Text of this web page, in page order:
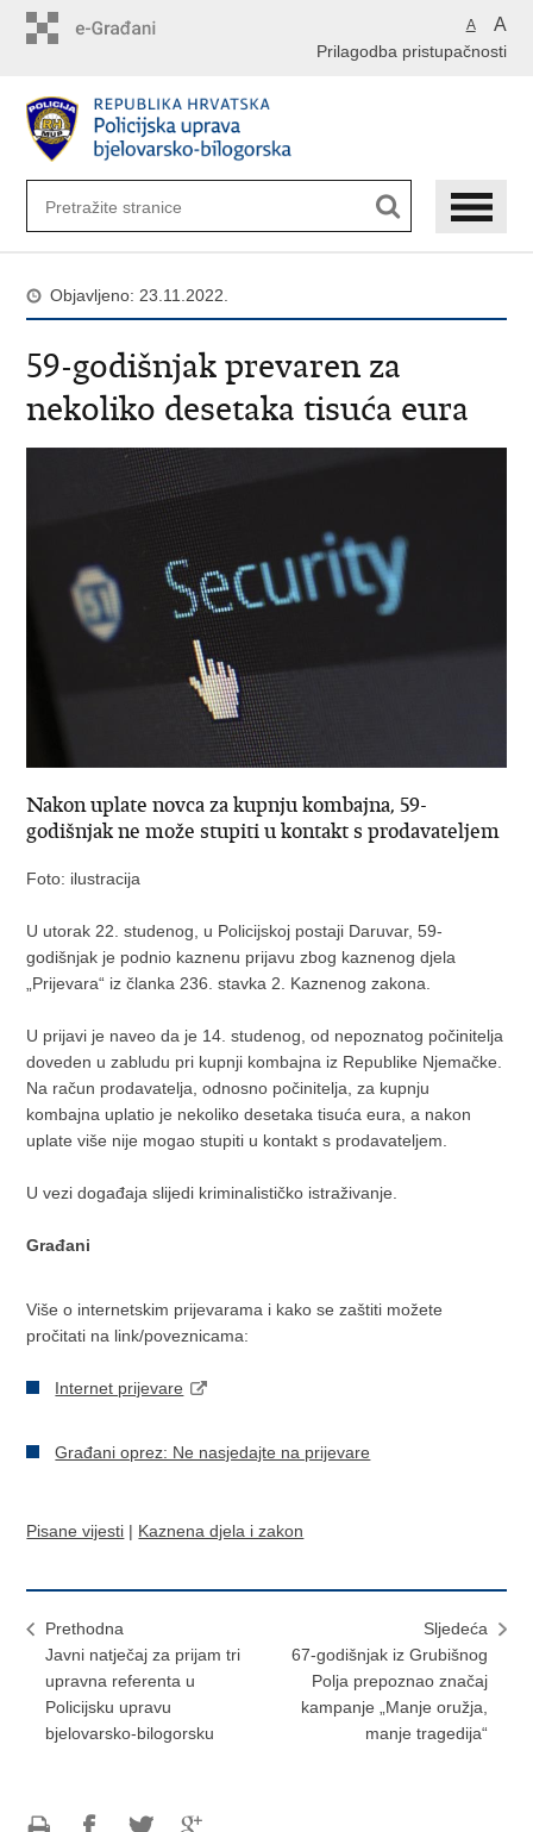
A A
Prilagodba pristupačnosti
Objavljeno: 23.11.2022.
59-godišnjak prevaren za
nekoliko desetaka tisuća eura
Nakon uplate novca za kupnju kombajna, 59-
godišnjak ne može stupiti u kontakt s prodavateljem
Foto: ilustracija
U utorak 22. studenog, u Policijskoj postaji Daruvar, 59-
godišnjak je podnio kaznenu prijavu zbog kaznenog djela
„Prijevara“ iz članka 236. stavka 2. Kaznenog zakona.
U prijavi je naveo da je 14. studenog, od nepoznatog počinitelja
doveden u zabludu pri kupnji kombajna iz Republike Njemačke.
Na račun prodavatelja, odnosno počinitelja, za kupnju
kombajna uplatio je nekoliko desetaka tisuća eura, a nakon
uplate više nije mogao stupiti u kontakt s prodavateljem.
U vezi događaja slijedi kriminalističko istraživanje.
Građani
Više o internetskim prijevarama i kako se zaštiti možete
pročitati na link/poveznicama:
Internet prijevare
Građani oprez: Ne nasjedajte na prijevare
Pisane vijesti | Kaznena djela i zakon
Prethodna
Javni natječaj za prijam tri
upravna referenta u
Policijsku upravu
bjelovarsko-bilogorsku
Sljedeća
67-godišnjak iz Grubišnog
Polja prepoznao značaj
kampanje „Manje oružja,
manje tragedija“